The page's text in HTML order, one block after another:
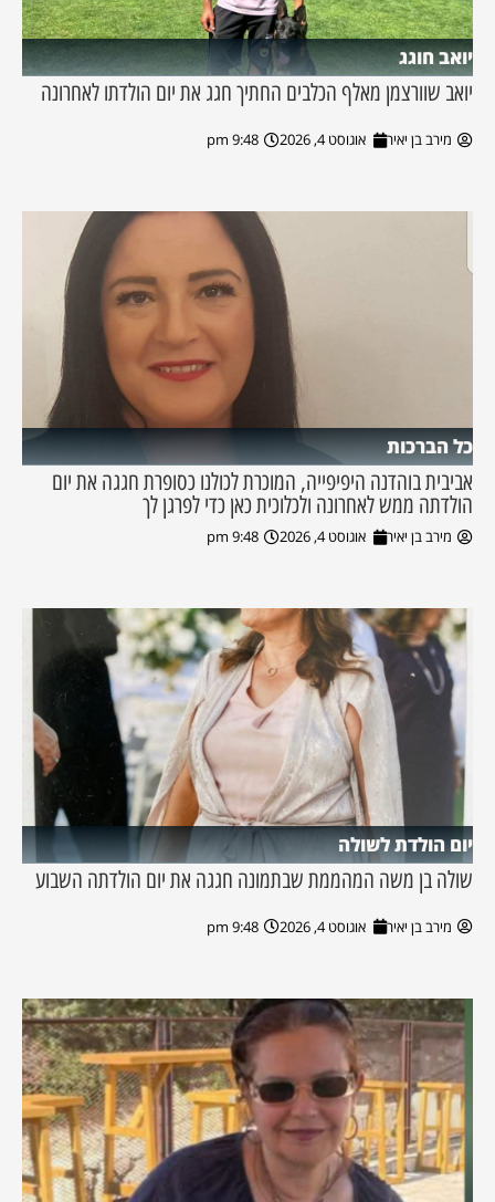
יואב חוגג
יואב שוורצמן מאלף הכלבים החתיך חגג את יום הולדתו לאחרונה
מירב בן יאיר אוגוסט 4, 2026 9:48 pm
כל הברכות
אביבית בוהדנה היפיפייה, המוכרת לכולנו כסופרת חגגה את יום
הולדתה ממש לאחרונה ולכלוכית כאן כדי לפרגן לך
מירב בן יאיר אוגוסט 4, 2026 9:48 pm
יום הולדת לשולה
שולה בן משה המהממת שבתמונה חגגה את יום הולדתה השבוע
מירב בן יאיר אוגוסט 4, 2026 9:48 pm